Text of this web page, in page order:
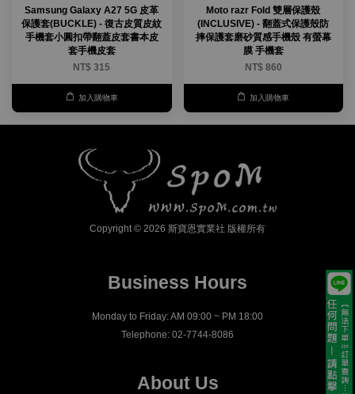
Samsung Galaxy A27 5G 皮革
保護套(BUCKLE) - 復古皮質皮紋
手機套小圓扣帶翻蓋皮套書本皮
套手機皮套
NT$ 315
加入購物車
Moto razr Fold 雙層保護殼
(INCLUSIVE) - 翻蓋式保護殼防
摔保護套磨砂質感手機殼 有螢幕
膜 手機套
NT$ 860
加入購物車
Copyright © 2026 斯寶恩實業社 版權所有
Business Hours
Monday to Friday: AM 09:00 ~ PM 18:00
Telephone: 02-7744-8086
About Us